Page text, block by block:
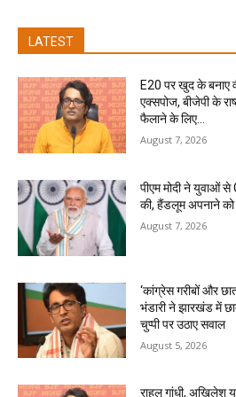
LATEST
E20 पर खुद के बनाए
एक्सपोज, बीजेपी के
फैलाने के लिए...
August 7, 2026
पीएम मोदी ने युवाओं से
की, हैंडलूम अपनाने
August 7, 2026
‘कांग्रेस गरीबों और
भंडारी ने झारखंड में
चुप्पी पर उठाए सवाल
August 5, 2026
राहुल गांधी, अखिलेश